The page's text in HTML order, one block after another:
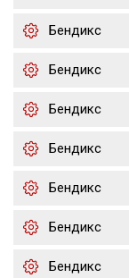
Бендикс
Бендикс
Бендикс
Бендикс
Бендикс
Бендикс
Бендикс